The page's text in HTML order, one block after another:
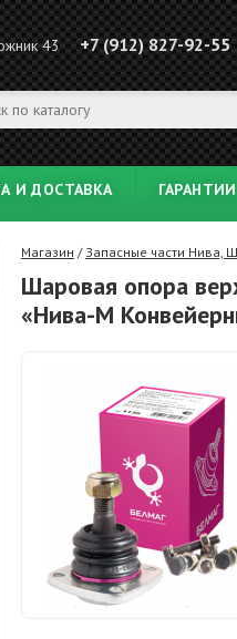
43 +7 (912) 827-92-
И ДОСТАВКА ГАРАНТИИ
Магазин / Запасные части Нива,
Шаровая опора
«Нива-М